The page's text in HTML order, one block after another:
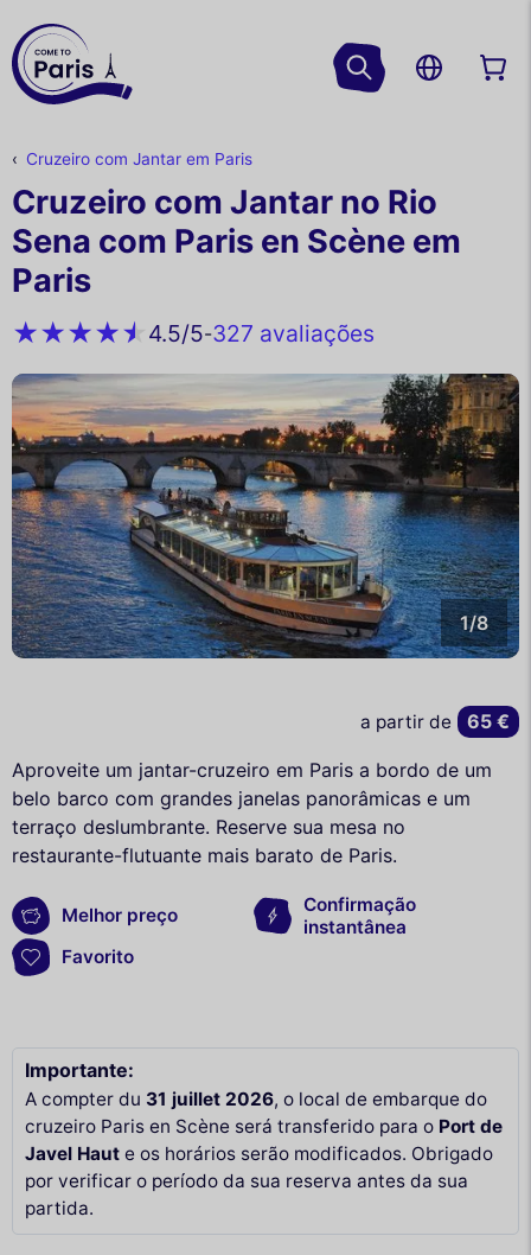
Cruzeiro com Jantar em Paris
Cruzeiro com Jantar no Rio
Sena com Paris en Scène em
Paris
4.5/5-327 avaliações
1/8
Aproveite um jantar-cruzeiro em Paris a bordo de um
belo barco com grandes janelas panorâmicas e um
terraço deslumbrante. Reserve sua mesa no
restaurante-flutuante mais barato de Paris.
Melhor preço
Confirmação
instantânea
Favorito
a partir de 65 €
Importante:
A compter du 31 juillet 2026, o local de embarque do
cruzeiro Paris en Scène será transferido para o Port de
Javel Haut e os horários serão modificados. Obrigado
por verificar o período da sua reserva antes da sua
partida.